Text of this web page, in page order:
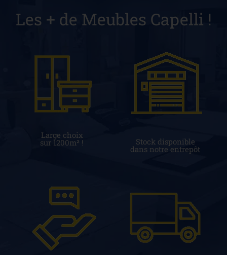
Les + de Meubles Capelli !
Large choix
sur 1200m² ! Stock disponible
dans notre entrepôt